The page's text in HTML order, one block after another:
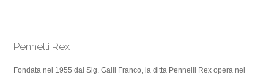
Pennelli Rex
Fondata nel 1955 dal Sig. Galli Franco, la ditta Pennelli Rex opera nel